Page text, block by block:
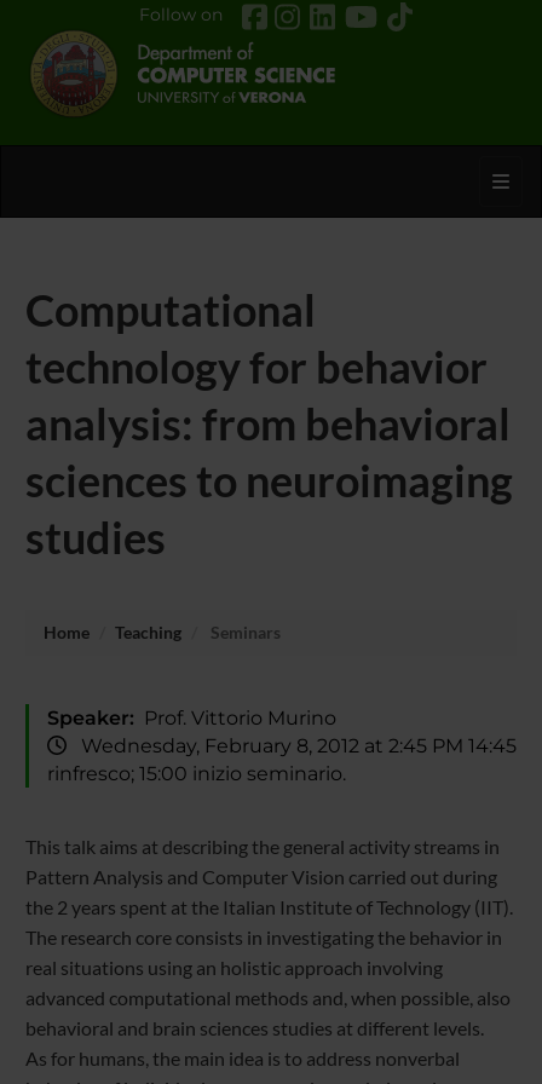
Follow on
Computational
technology for behavior
analysis: from behavioral
sciences to neuroimaging
studies
Home Teaching Seminars
Speaker: Prof. Vittorio Murino
Wednesday, February 8, 2012 at 2:45 PM 14:45
rinfresco; 15:00 inizio seminario.
This talk aims at describing the general activity streams in
Pattern Analysis and Computer Vision carried out during
the 2 years spent at the Italian Institute of Technology (IIT).
The research core consists in investigating the behavior in
real situations using an holistic approach involving
advanced computational methods and, when possible, also
behavioral and brain sciences studies at different levels.
As for humans, the main idea is to address nonverbal